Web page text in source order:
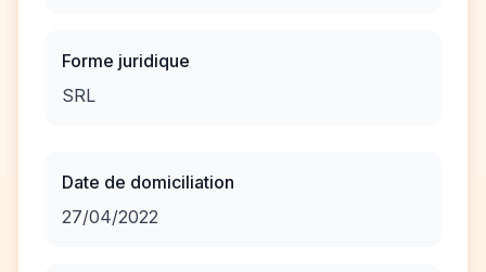
Forme juridique
SRL
Date de domiciliation
27/04/2022